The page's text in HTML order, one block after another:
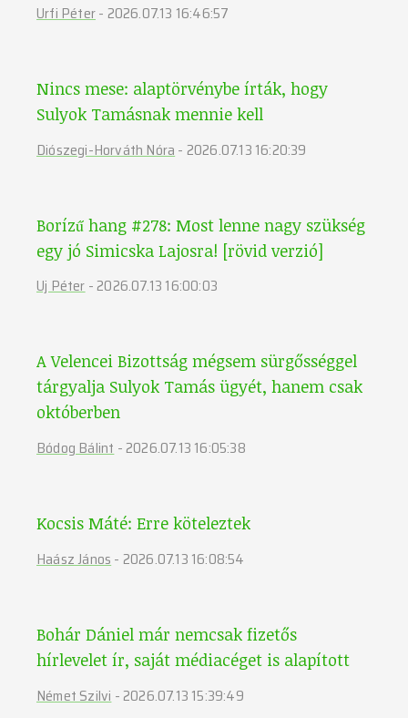
Urfi Péter- 2026.07.13 16:46:57
Nincs mese: alaptörvénybe írták, hogy
Sulyok Tamásnak mennie kell
Diószegi-Horváth Nóra - 2026.07.13 16:20:39
Borízű hang #278: Most lenne nagy szükség
egy jó Simicska Lajosra! [rövid verzió]
Uj Péter- 2026.07.13 16:00:03
A Velencei Bizottság mégsem sürgősséggel
tárgyalja Sulyok Tamás ügyét, hanem csak
októberben
Bódog Bálint- 2026.07.13 16:05:38
Kocsis Máté: Erre köteleztek
Haász János- 2026.07.13 16:08:54
Bohár Dániel már nemcsak fizetős
hírlevelet ír, saját médiacéget is alapított
Német Szilvi - 2026.07.13 15:39:49